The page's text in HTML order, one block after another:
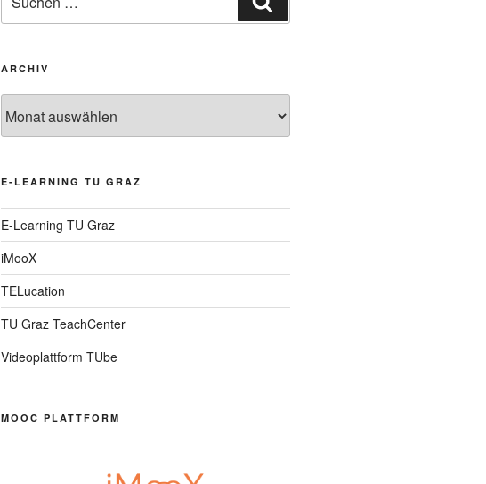
nach:
ARCHIV
E-LEARNING TU GRAZ
E-Learning TU Graz
iMooX
TELucation
TU Graz TeachCenter
Videoplattform TUbe
MOOC PLATTFORM